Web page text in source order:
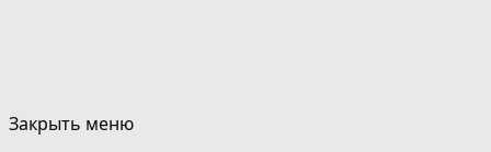
Закрыть меню